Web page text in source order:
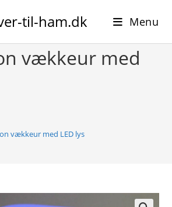
til-ham.dk Menu
vækkeur med
vækkeur med LED lys